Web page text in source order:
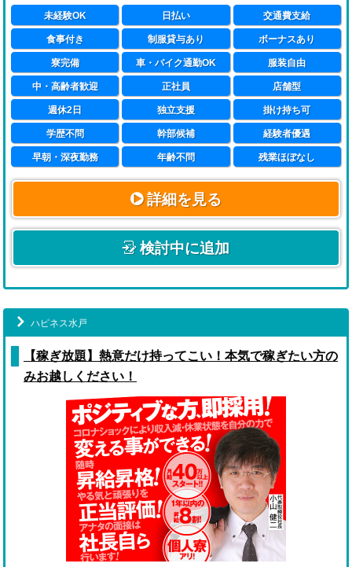
どなたでも覚えられます。
未経験OK 日払い 交通費支給
食事付き 制服貸与あり ボーナスあり
寮完備 車・バイク通勤OK 服装自由
中・高齢者歓迎 正社員 店舗型
週休2日 独立支援 掛け持ち可
学歴不問 幹部候補 経験者優遇
早朝・深夜勤務 年齢不問 残業ほぼなし
詳細を見る
検討中に追加
ハピネス水戸
【稼ぎ放題】熱意だけ持ってこい！本気で稼ぎたい方の
みお越しください！